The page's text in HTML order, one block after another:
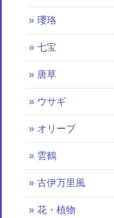
瓔珞
七宝
唐草
ウサギ
オリーブ
雲鶴
古伊万里風
花・植物